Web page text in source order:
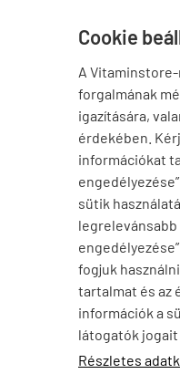
Cookie
A
forgalmának
igazítására,
érdekében.
információkat
sütik
legrelevánsabb
fogjuk
tartalmat és az
információk a
látogatók jogait
Részletes
Multivitamin
Cink
Omega-3
Ashwagandha
Elállás a
vitaminstore.hu -
Ajánlott termék
Folyékony
Részletek »